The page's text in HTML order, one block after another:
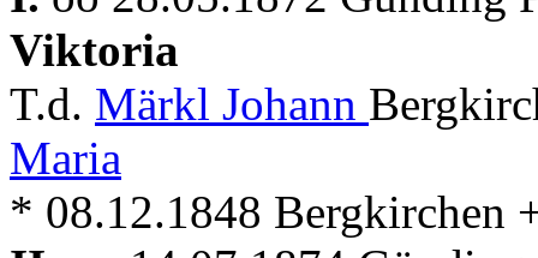
Viktoria
T.d. Märkl Johann
Maria
* 08.12.1848 Bergkirchen